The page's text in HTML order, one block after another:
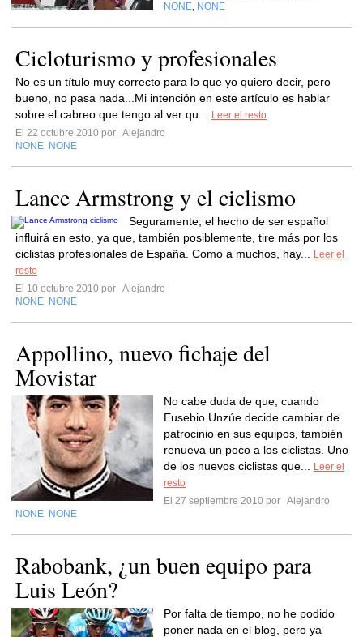
NONE NONE
Cicloturismo y profesionales
No es un título muy correcto para lo que yo quiero decir, pero
bueno, no pasa nada...Mi intención en este artículo es hablar
sobre el cabreo que tengo al ver qu...
Leer el resto
El 22 octubre 2010 por Alejandro
NONE NONE
Lance Armstrong y el ciclismo
Seguramente, el hecho de ser español
influirá en esto, ya que, también posiblemente, tire más por los
ciclistas profesionales de España. Como a muchos, hay...
Leer el
resto
El 10 octubre 2010 por Alejandro
NONE NONE
Appollino, nuevo fichaje del
Movistar
No cabe duda de que, cuando
Eusebio Unzúe decide cambiar de
patrocinio en sus equipos, también
renueva un poco a los ciclistas. Uno
de los nuevos ciclistas que...
Leer el
resto
El 27 septiembre 2010 por Alejandro
NONE NONE
Rabobank, ¿un buen equipo para
Luis León?
Por falta de tiempo, no he podido
poner nada en el blog, pero ya